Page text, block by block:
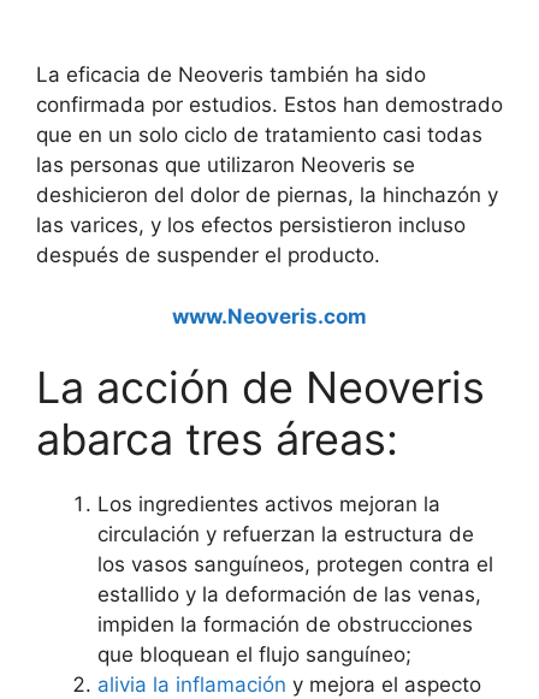
La eficacia de Neoveris también ha sido
confirmada por estudios. Estos han demostrado
que en un solo ciclo de tratamiento casi todas
las personas que utilizaron Neoveris se
deshicieron del dolor de piernas, la hinchazón y
las varices, y los efectos persistieron incluso
después de suspender el producto.
www.Neoveris.com
La acción de Neoveris
abarca tres áreas:
Los ingredientes activos mejoran la
circulación y refuerzan la estructura de
los vasos sanguíneos, protegen contra el
estallido y la deformación de las venas,
impiden la formación de obstrucciones
que bloquean el flujo sanguíneo;
alivia la inflamación y mejora el aspecto